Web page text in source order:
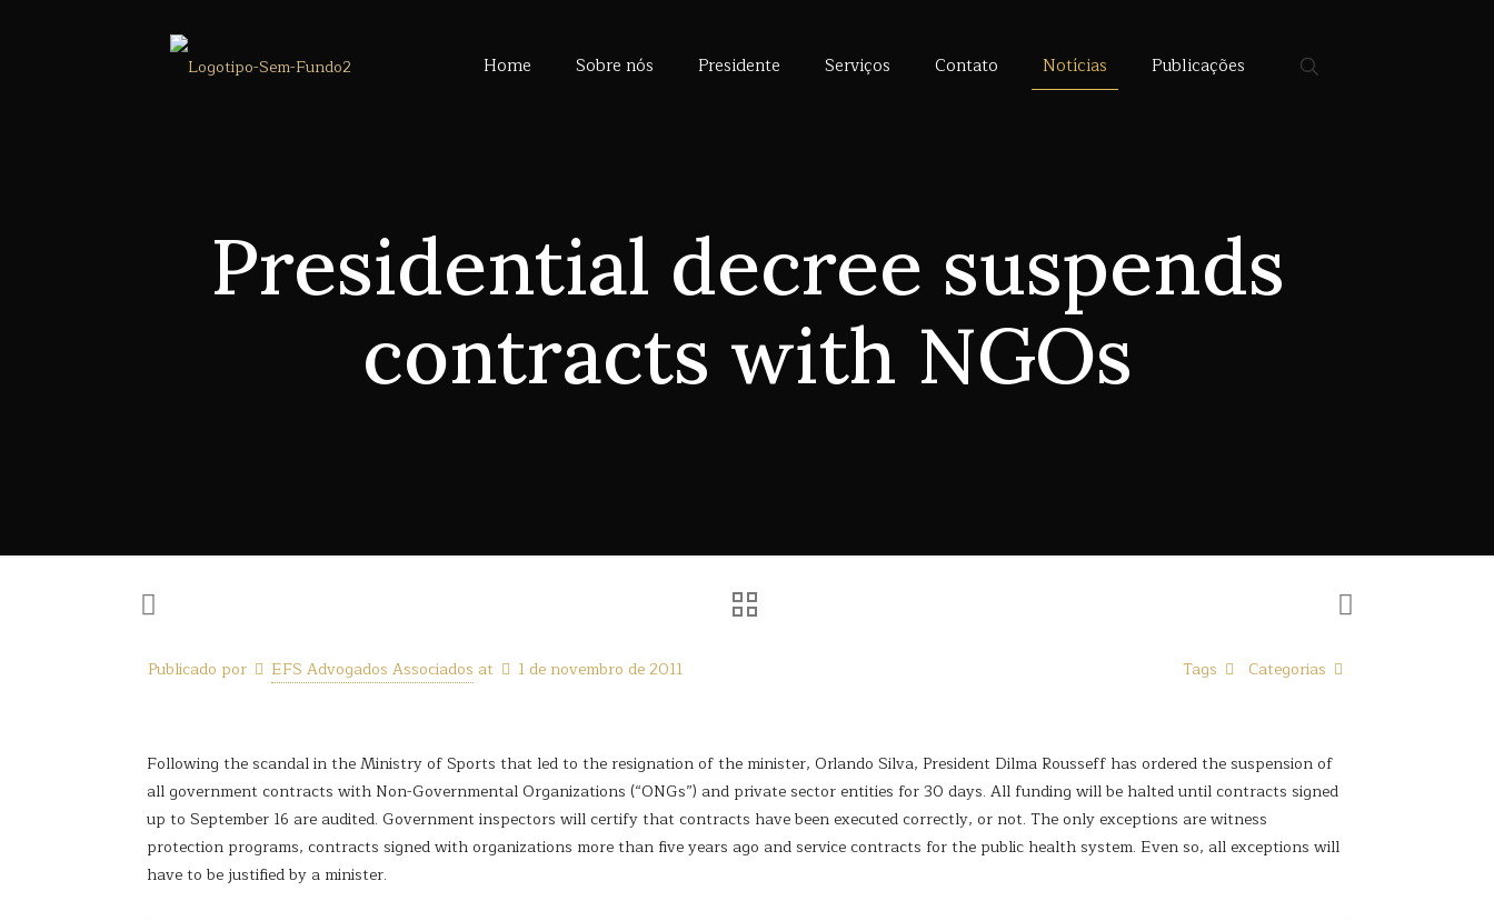
Home Sobre nós Presidente Serviços Contato Notícias Publicações
Presidential decree suspends
contracts with NGOs
Publicado por EFS Advogados Associados at 1 de novembro de 2011 Categorias
Tags
Following the scandal in the Ministry of Sports that led to the resignation of the minister, Orlando Silva, President Dilma Rousseff has ordered the suspension of
all government contracts with Non-Governmental Organizations (“ONGs”) and private sector entities for 30 days. All funding will be halted until contracts signed
up to September 16 are audited. Government inspectors will certify that contracts have been executed correctly, or not. The only exceptions are witness
protection programs, contracts signed with organizations more than five years ago and service contracts for the public health system. Even so, all exceptions will
have to be justified by a minister.